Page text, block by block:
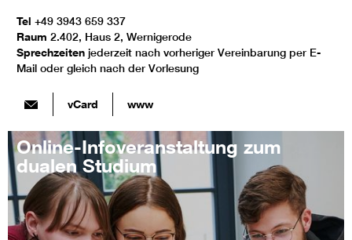
Tel +49 3943 659 337
Raum 2.402, Haus 2, Wernigerode
Sprechzeiten jederzeit nach vorheriger Vereinbarung per E-
Mail oder gleich nach der Vorlesung
vCard www
Online-Infoveranstaltung zum
dualen Studium